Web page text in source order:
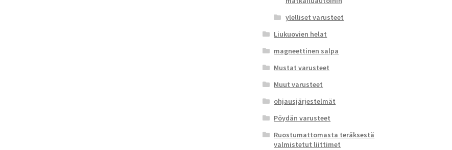
ylelliset varusteet
Liukuovien helat
magneettinen salpa
Mustat varusteet
Muut varusteet
ohjausjärjestelmät
Pöydän varusteet
Ruostumattomasta teräksestä
valmistetut liittimet